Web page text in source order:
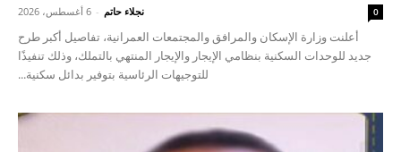
نجلاء حاتم - 6 أغسطس، 2026 0
أعلنت وزارة الإسكان والمرافق والمجتمعات العمرانية، تفاصيل أكبر طرح
جديد للوحدات السكنية بنظامي الإيجار والإيجار المنتهي بالتملك، وذلك تنفيذًا
للتوجيهات الرئاسية بتوفير بدائل سكنية...